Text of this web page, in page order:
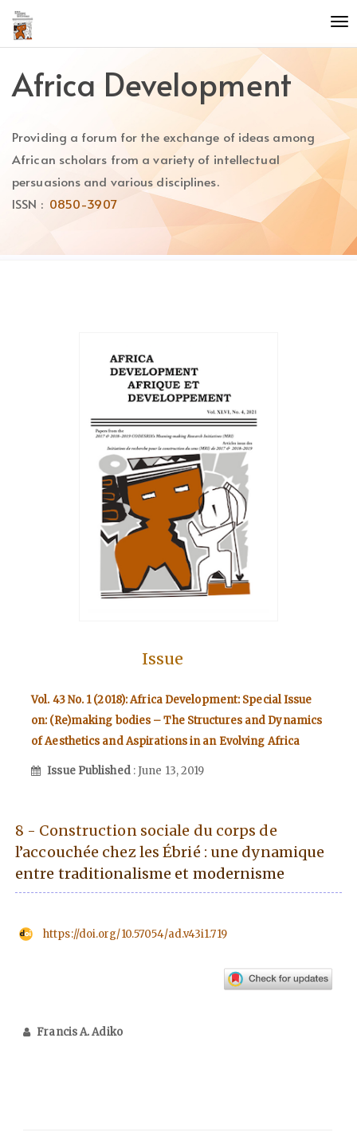
Quick
jump
to
content
Main
Main
Content
Africa Development
Providing a forum for the exchange of ideas among
African scholars from a variety of intellectual
persuasions and various disciplines.
ISSN : 0850-3907
Issue
Vol. 43 No. 1 (2018): Africa Development: Special Issue
on: (Re)making bodies – The Structures and Dynamics
of Aesthetics and Aspirations in an Evolving Africa
Issue Published : June 13, 2019
8 - Construction sociale du corps de
l’accouchée chez les Ébrié : une dynamique
entre traditionalisme et modernisme
https://doi.org/10.57054/ad.v43i1.719
Francis A. Adiko